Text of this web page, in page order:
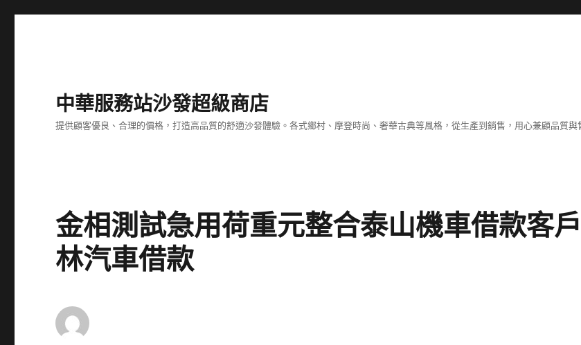
中華服務站沙發超級商店
提供顧客優良、合理的價格，打造高品質的舒適沙發體驗。各式鄉村、摩登時尚、奢華古典等風格，從生產到銷售，用心兼顧品質
金相測試急用荷重元整合泰山機車借款客
林汽車借款